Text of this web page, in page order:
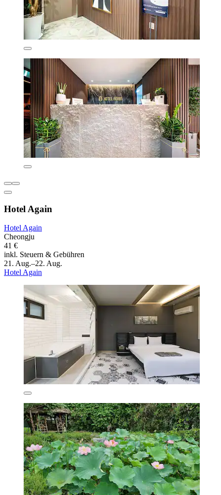
Hotel Again
Hotel Again
Cheongju
41 €
inkl. Steuern & Gebühren
21. Aug.–22. Aug.
Hotel Again